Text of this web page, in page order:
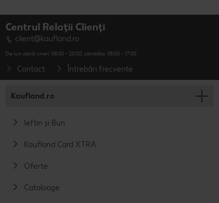
Centrul Relații Clienți
client@kaufland.ro
De luni până vineri: 08:00 - 20:00; sâmbăta: 08:00 - 17:00
Contact Întrebări frecvente
Kaufland.ro
Ieftin și Bun
Kaufland Card XTRA
Oferte
Cataloage